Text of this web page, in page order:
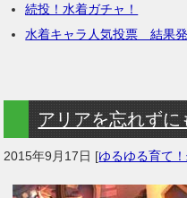
続投！水着ガチャ！
水着キャラ人気投票 結果
アリアを忘れずに
2015年9月17日 [ゆるゆる育て